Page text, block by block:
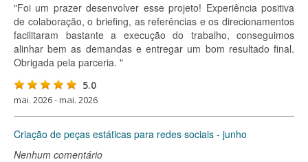
"Foi um prazer desenvolver esse projeto! Experiência positiva
de colaboração, o briefing, as referências e os direcionamentos
facilitaram bastante a execução do trabalho, conseguimos
alinhar bem as demandas e entregar um bom resultado final.
Obrigada pela parceria. "
5.0
mai. 2026 - mai. 2026
Criação de peças estáticas para redes sociais - junho
Nenhum comentário